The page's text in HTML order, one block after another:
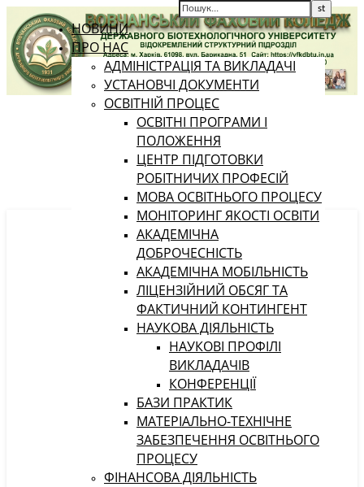
НОВИНИ
ПРО НАС
АДМІНІСТРАЦІЯ ТА ВИКЛАДАЧІ
УСТАНОВЧІ ДОКУМЕНТИ
ОСВІТНІЙ ПРОЦЕС
ОСВІТНІ ПРОГРАМИ І
ПОЛОЖЕННЯ
ЦЕНТР ПІДГОТОВКИ
РОБІТНИЧИХ ПРОФЕСІЙ
МОВА ОСВІТНЬОГО ПРОЦЕСУ
МОНІТОРИНГ ЯКОСТІ ОСВІТИ
АКАДЕМІЧНА
ДОБРОЧЕСНІСТЬ
АКАДЕМІЧНА МОБІЛЬНІСТЬ
ЛІЦЕНЗІЙНИЙ ОБСЯГ ТА
ФАКТИЧНИЙ КОНТИНГЕНТ
НАУКОВА ДІЯЛЬНІСТЬ
НАУКОВІ ПРОФІЛІ
ВИКЛАДАЧІВ
КОНФЕРЕНЦІЇ
БАЗИ ПРАКТИК
МАТЕРІАЛЬНО-ТЕХНІЧНЕ
ЗАБЕЗПЕЧЕННЯ ОСВІТНЬОГО
ПРОЦЕСУ
ФІНАНСОВА ДІЯЛЬНІСТЬ